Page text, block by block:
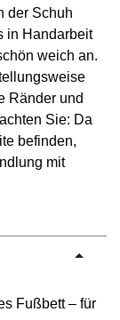
der Schuh
in Handarbeit
weich an.
Ränder und
Sie: Da
befinden,
mit
Fußbett – für